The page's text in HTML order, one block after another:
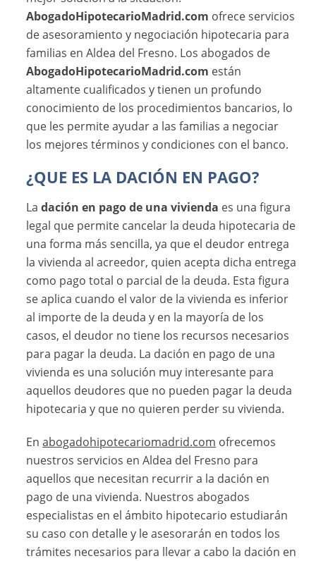
AbogadoHipotecarioMadrid.com ofrece servicios
de asesoramiento y negociación hipotecaria para
familias en Aldea del Fresno. Los abogados de
AbogadoHipotecarioMadrid.com están
altamente cualificados y tienen un profundo
conocimiento de los procedimientos bancarios, lo
que les permite ayudar a las familias a negociar
los mejores términos y condiciones con el banco.
¿QUE ES LA DACIÓN EN PAGO?
Ladación en pago de una vivienda es una figura
legal que permite cancelar la deuda hipotecaria de
una forma más sencilla, ya que el deudor entrega
la vivienda al acreedor, quien acepta dicha entrega
como pago total o parcial de la deuda. Esta figura
se aplica cuando el valor de la vivienda es inferior
al importe de la deuda y en la mayoría de los
casos, el deudor no tiene los recursos necesarios
para pagar la deuda. La dación en pago de una
vivienda es una solución muy interesante para
aquellos deudores que no pueden pagar la deuda
hipotecaria y que no quieren perder su vivienda.
Enabogadohipotecariomadrid.com ofrecemos
nuestros servicios en Aldea del Fresno para
aquellos que necesitan recurrir a la dación en
pago de una vivienda. Nuestros abogados
especialistas en el ámbito hipotecario estudiarán
su caso con detalle y le asesorarán en todos los
trámites necesarios para llevar a cabo la dación en